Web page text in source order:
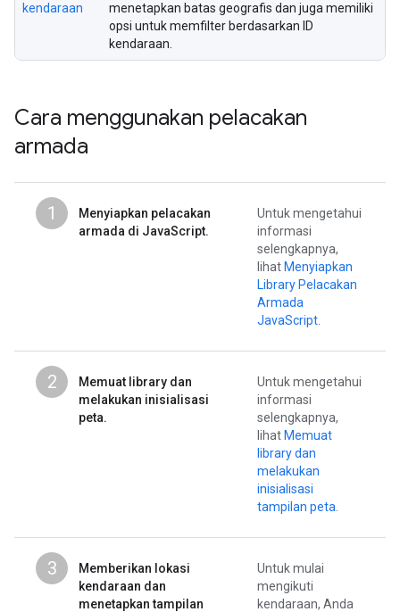
kendaraan
menetapkan batas geografis dan juga memiliki
opsi untuk memfilter berdasarkan ID
kendaraan.
Cara menggunakan pelacakan
armada
1
Menyiapkan pelacakan
armada di JavaScript.
Untuk mengetahui
informasi
selengkapnya,
lihat Menyiapkan
Library Pelacakan
Armada
JavaScript
2
Memuat library dan
melakukan inisialisasi
peta.
Untuk mengetahui
informasi
selengkapnya,
lihat Memuat
library dan
melakukan
inisialisasi
tampilan peta
3
Memberikan lokasi
kendaraan dan
menetapkan tampilan
Untuk mulai
mengikuti
kendaraan, Anda